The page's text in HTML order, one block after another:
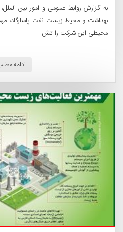
به گزارش روابط عمومی و امور بین
بهداشت و محیط زیست نفت پاسارگاد،
محیطی این شرکت را تش...
ادامه